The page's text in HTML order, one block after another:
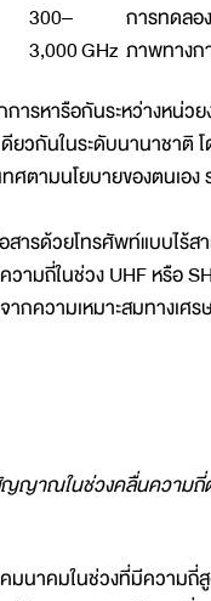
300–
3,000 GHz
การทดลอ
ภาพทางก
ารหารือกันระหว่างหน่ว
ยวกันในระดับนานาชาติ
ศตามนโยบายของตนเอ
รด้วยโทรศัพท์แบบไร้ส
มถี่ในช่วง UHF หรือ
กความเหมาะสมทางเศ
ญญาณในช่วงคลื่นความถี่
มนาคมในช่วงที่มีความถี่